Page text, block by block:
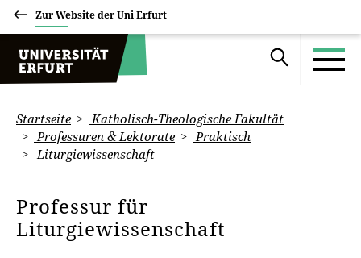
Zur Website der Uni Erfurt
Startseite
Katholisch-Theologische Fakultät
Professuren & Lektorate
Praktisch
Liturgiewissenschaft
Professur für
Liturgiewissenschaft